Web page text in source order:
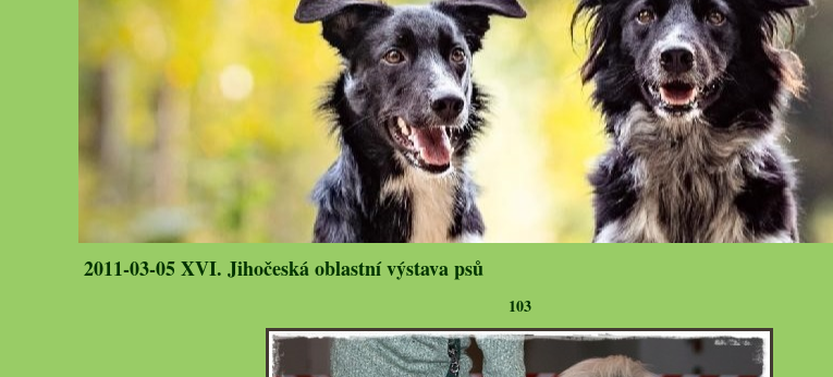
2011-03-05 XVI. Jihočeská oblastní výstava psů
103